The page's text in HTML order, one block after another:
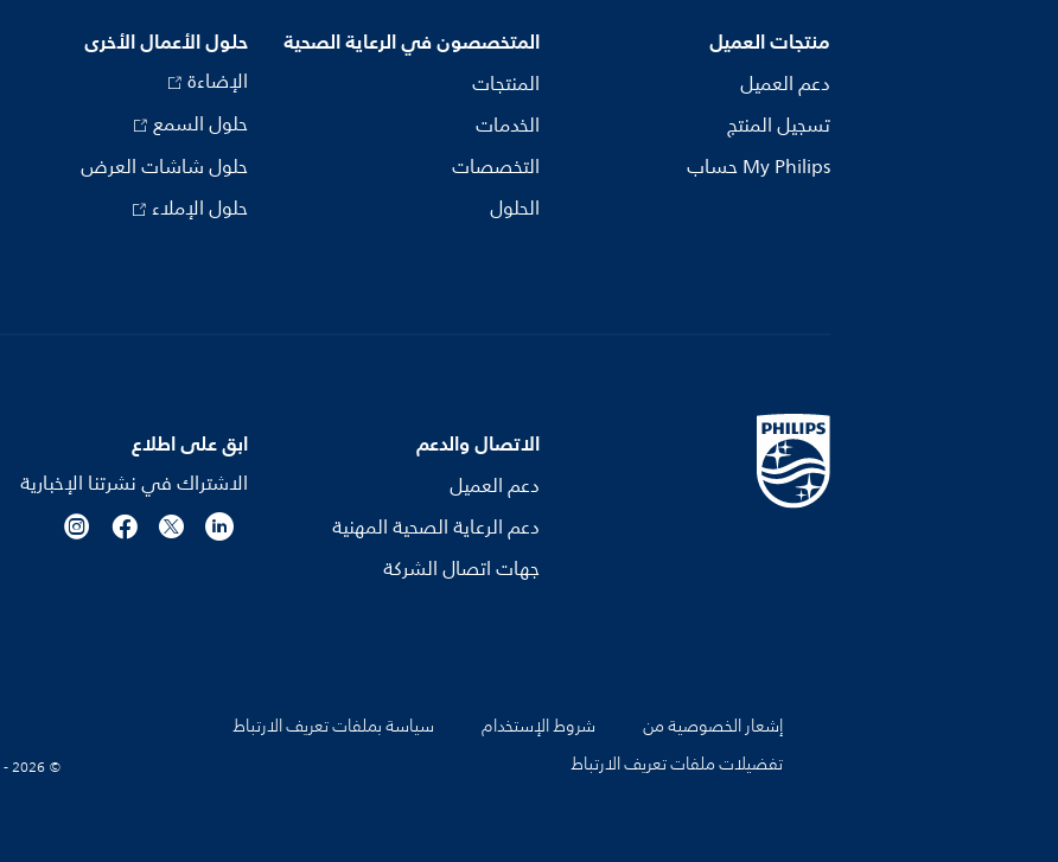
منتجات العميل
دعم العميل
تسجيل المنتج
My Philips حساب
المتخصصون في الرعاية الصحية
المنتجات
الخدمات
التخصصات
الحلول
حلول الأعمال الأخرى
الإضاءة
حلول السمع
حلول شاشات العرض
حلول الإملاء
الاتصال والدعم
دعم العميل
دعم الرعاية الصحية المهنية
جهات اتصال الشركة
ابق على اطلاع
الاشتراك في نشرتنا الإخبارية
إشعار الخصوصية من شروط الإستخدام
سياسة بملفات تعريف الارتباط
تفضيلات ملفات تعريف الارتباط
© Koninklijke Philips N.V., 2004 - 2026. كل الحقوق محفوظة.